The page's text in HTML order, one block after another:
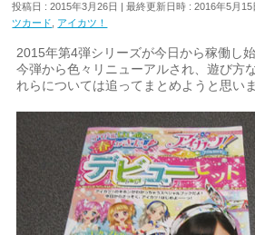
投稿日 : 2015年3月26日 最終更新日時 : 2016年5月15
ツカード
アイカツ！
2015年第4弾シリーズが今日から稼働し始
今弾から色々リニューアルされ、遊び方
れらについては追ってまとめようと思いま